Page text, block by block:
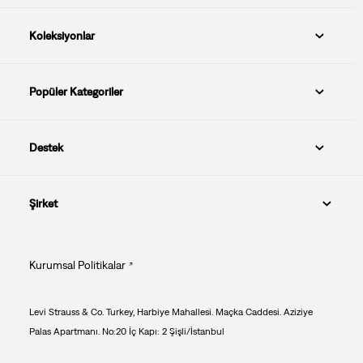
Koleksiyonlar
Popüler Kategoriler
Destek
Şirket
Kurumsal Politikalar
Levi Strauss & Co. Turkey, Harbiye Mahallesi. Maçka Caddesi. Aziziye
Palas Apartmanı. No:20 İç Kapı: 2 Şişli/İstanbul